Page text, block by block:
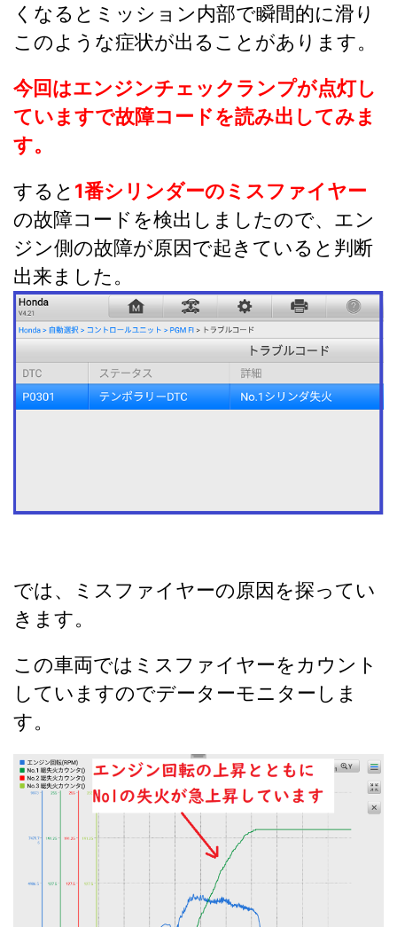
くなるとミッション内部で瞬間的に滑り
このような症状が出ることがあります。
今回はエンジンチェックランプが点灯し
ていますで故障コードを読み出してみま
す。
すると 1番シリンダーのミスファイヤー
の故障コードを検出しましたので、エン
ジン側の故障が原因で起きていると判断
出来ました。
では、ミスファイヤーの原因を探ってい
きます。
この車両ではミスファイヤーをカウント
していますのでデーターモニターしま
す。